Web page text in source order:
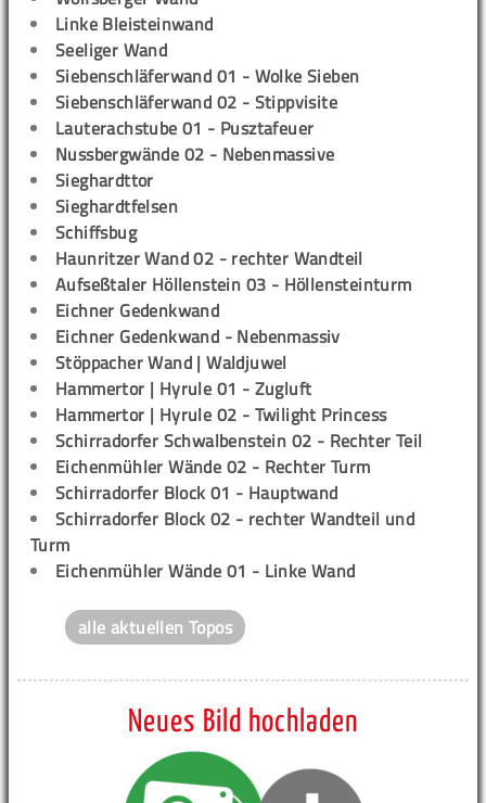
Linke Bleisteinwand
Seeliger Wand
Siebenschläferwand 01 - Wolke Sieben
Siebenschläferwand 02 - Stippvisite
Lauterachstube 01 - Pusztafeuer
Nussbergwände 02 - Nebenmassive
Sieghardttor
Sieghardtfelsen
Schiffsbug
Haunritzer Wand 02 - rechter Wandteil
Aufseßtaler Höllenstein 03 - Höllensteinturm
Eichner Gedenkwand
Eichner Gedenkwand - Nebenmassiv
Stöppacher Wand | Waldjuwel
Hammertor | Hyrule 01 - Zugluft
Hammertor | Hyrule 02 - Twilight Princess
Schirradorfer Schwalbenstein 02 - Rechter Teil
Eichenmühler Wände 02 - Rechter Turm
Schirradorfer Block 01 - Hauptwand
Schirradorfer Block 02 - rechter Wandteil und
Turm
Eichenmühler Wände 01 - Linke Wand
alle aktuellen Topos
Neues Bild hochladen